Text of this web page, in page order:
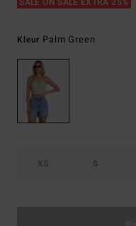
Kleur Palm Green
XS S